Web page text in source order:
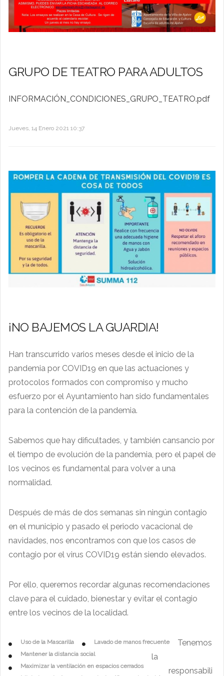
GRUPO DE TEATRO PARA ADULTOS
INFORMACIÓN_CONDICIONES_GRUPO_TEATRO.pdf
Jueves, 14 Enero 2021 10:37
¡NO BAJEMOS LA GUARDIA!
Han transcurrido varios meses desde el inicio de la
pandemia por COVID19 en que las actuaciones y
protocolos formados con compromiso y mucho
esfuerzo por el Ayuntamiento han sido fundamentales
para la contención de la pandemia.
Sabemos que hay dificultades, y también cansancio por
el tiempo de evolución de la pandemia, pero el papel de
los vecinos es fundamental para volver a una
normalidad.
Después de más de dos semanas sin ningún contagio
en el municipio y pasado el periodo vacacional de
navidades, nos encontramos con que los casos de
contagio por el virus COVID19 están siendo elevados.
Por ello, queremos recordar algunas recomendaciones
clave para el cuidado, bienestar y evitar el contagio
entre los vecinos de la localidad.
Uso de la Mascarilla
Lavado de manos frecuente
Mantener la distancia social
Maximizar la ventilación en espacios cerrados
Tenemos
la
responsabili